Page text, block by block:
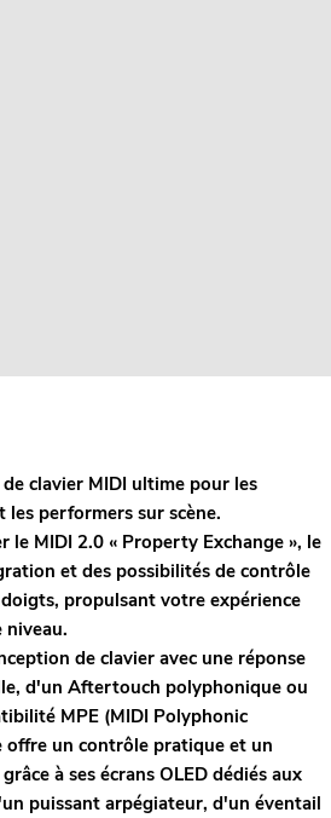
clavier MIDI ultime pour les
performers sur scène.
le MIDI 2.0 « Property Exchange », le
et des possibilités de contrôle
propulsant votre expérience
niveau.
de clavier avec une réponse
d'un Aftertouch polyphonique ou
MPE (MIDI Polyphonic
offre un contrôle pratique et un
à ses écrans OLED dédiés aux
puissant arpégiateur, d'un éventail